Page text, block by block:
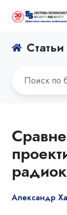
Статьи
Александр